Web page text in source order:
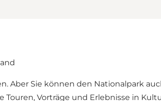
Aber Sie können den Nationalpark
Vorträge und Erlebnisse in